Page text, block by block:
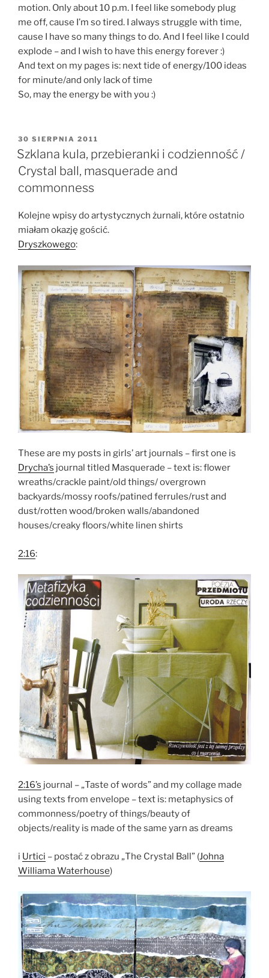
motion. Only about 10 p.m. I feel like somebody plug
me off, cause I’m so tired. I always struggle with time,
cause I have so many things to do. And I feel like I could
explode – and I wish to have this energy forever :)
And text on my pages is: next tide of energy/100 ideas
for minute/and only lack of time
So, may the energy be with you :)
OPUBLIKOWANE
W
30 SIERPNIA 2011
Szklana kula, przebieranki i codzienność /
Crystal ball, masquerade and
commonness
Kolejne wpisy do artystycznych żurnali, które ostatnio
miałam okazję gościć.
Dryszkowego:
These are my posts in girls’ art journals – first one is
Drycha’s journal titled Masquerade – text is: flower
wreaths/crackle paint/old things/ overgrown
backyards/mossy roofs/patined ferrules/rust and
dust/rotten wood/broken walls/abandoned
houses/creaky floors/white linen shirts
2:16:
2:16’s journal – „Taste of words” and my collage made
using texts from envelope – text is: metaphysics of
commonness/poetry of things/beauty of
objects/reality is made of the same yarn as dreams
i Urtici – postać z obrazu „The Crystal Ball” (Johna
Williama Waterhouse)